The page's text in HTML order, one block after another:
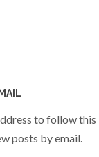
to follow
posts by email.